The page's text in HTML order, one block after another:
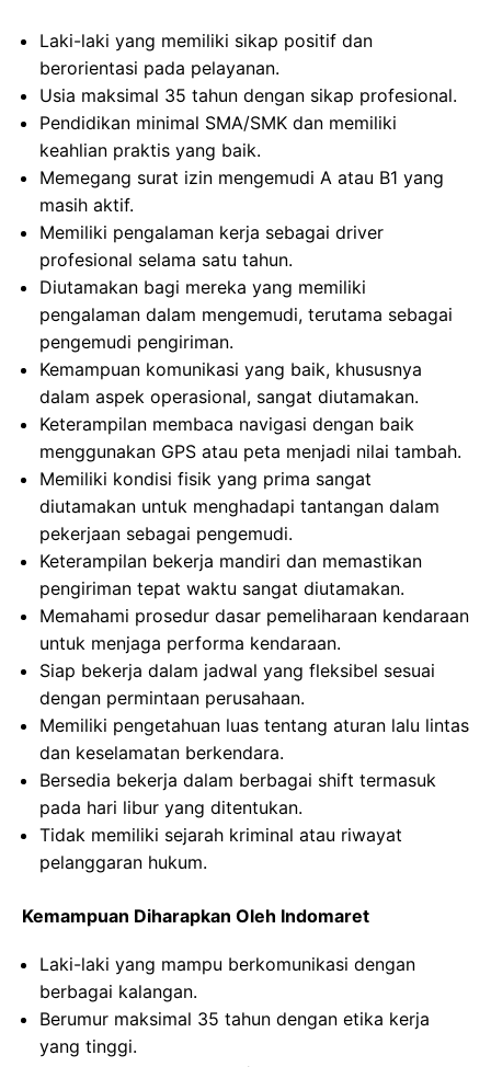
Laki-laki yang memiliki sikap positif dan
berorientasi pada pelayanan.
Usia maksimal 35 tahun dengan sikap profesional.
Pendidikan minimal SMA/SMK dan memiliki
keahlian praktis yang baik.
Memegang surat izin mengemudi A atau B1 yang
masih aktif.
Memiliki pengalaman kerja sebagai driver
profesional selama satu tahun.
Diutamakan bagi mereka yang memiliki
pengalaman dalam mengemudi, terutama sebagai
pengemudi pengiriman.
Kemampuan komunikasi yang baik, khususnya
dalam aspek operasional, sangat diutamakan.
Keterampilan membaca navigasi dengan baik
menggunakan GPS atau peta menjadi nilai tambah.
Memiliki kondisi fisik yang prima sangat
diutamakan untuk menghadapi tantangan dalam
pekerjaan sebagai pengemudi.
Keterampilan bekerja mandiri dan memastikan
pengiriman tepat waktu sangat diutamakan.
Memahami prosedur dasar pemeliharaan kendaraan
untuk menjaga performa kendaraan.
Siap bekerja dalam jadwal yang fleksibel sesuai
dengan permintaan perusahaan.
Memiliki pengetahuan luas tentang aturan lalu lintas
dan keselamatan berkendara.
Bersedia bekerja dalam berbagai shift termasuk
pada hari libur yang ditentukan.
Tidak memiliki sejarah kriminal atau riwayat
pelanggaran hukum.
Kemampuan Diharapkan Oleh Indomaret
Laki-laki yang mampu berkomunikasi dengan
berbagai kalangan.
Berumur maksimal 35 tahun dengan etika kerja
yang tinggi.